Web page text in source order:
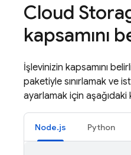
Cloud
kapsamını
İşlevinizin kapsamını
paketiyle sınırlamak ve
ayarlamak için aşağıdaki
Node.js Python